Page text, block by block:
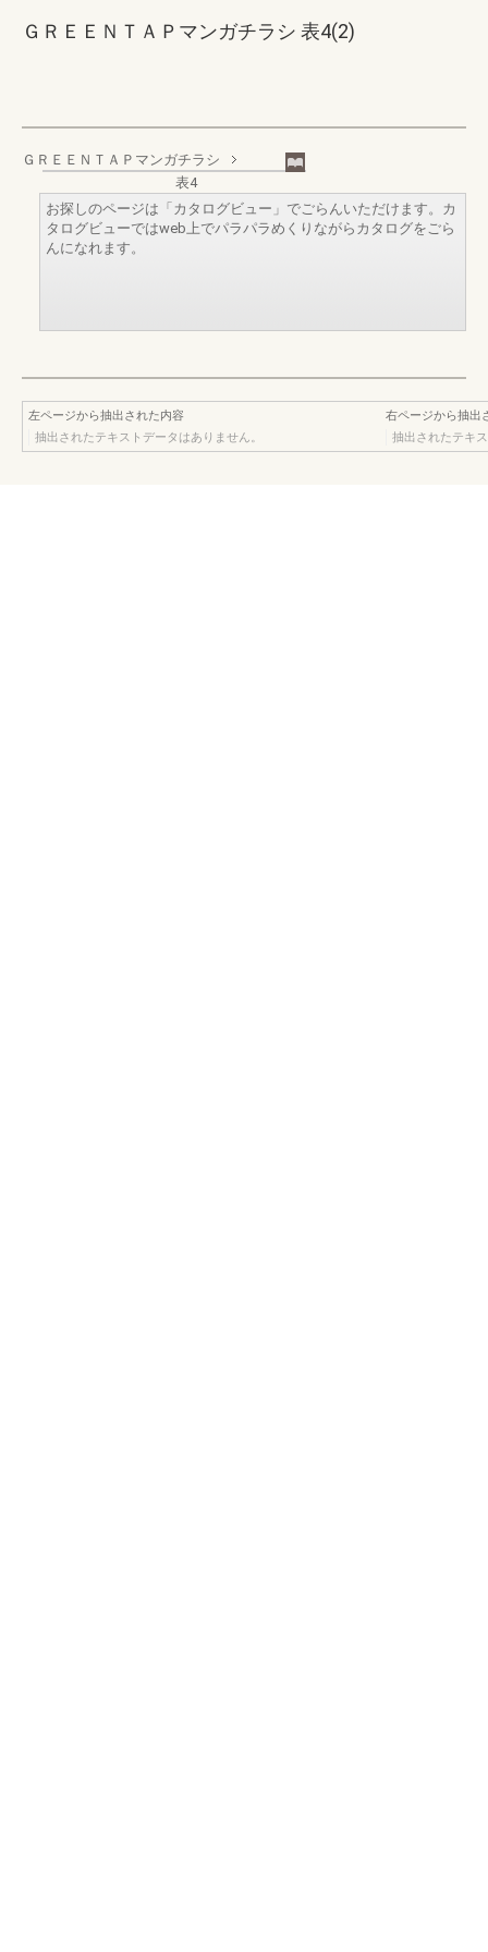
ＧＲＥＥＮＴＡＰマンガチラシ 表4(2)
ＧＲＥＥＮＴＡＰマンガチラシ
表4
お探しのページは「カタログビュー」でごらんいただけます。カ
タログビューではweb上でパラパラめくりながらカタログをごら
んになれます。
左ページから抽出された内容
抽出されたテキストデータはありません。
右ページから抽出
抽出されたテキ